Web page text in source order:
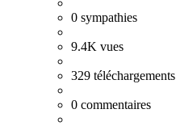
0 sympathies
9.4K vues
329 téléchargements
0 commentaires